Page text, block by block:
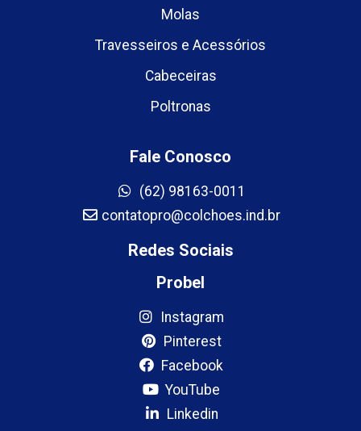
Molas
Travesseiros e Acessórios
Cabeceiras
Poltronas
Fale Conosco
(62) 98163-0011
contatopro@colchoes.ind.br
Redes Sociais
Probel
Instagram
Pinterest
Facebook
YouTube
Linkedin